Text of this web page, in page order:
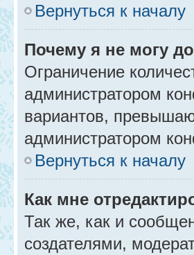
Вернуться к началу
Почему я не могу
Ограничение
администратором
вариантов,
администратором
Вернуться к началу
Как мне
Так же, как и
создателями,